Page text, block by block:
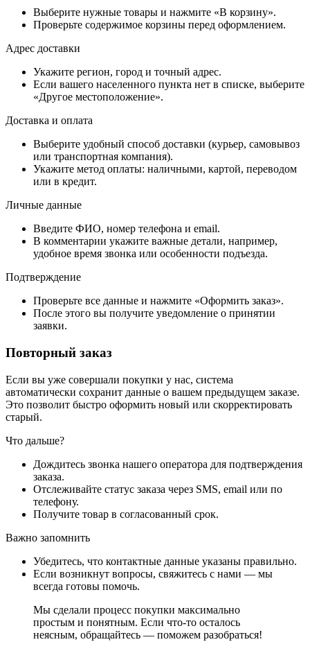
Выберите нужные товары и нажмите «В корзину».
Проверьте содержимое корзины перед оформлением.
Адрес доставки
Укажите регион, город и точный адрес.
Если вашего населенного пункта нет в списке, выберите
«Другое местоположение».
Доставка и оплата
Выберите удобный способ доставки (курьер, самовывоз
или транспортная компания).
Укажите метод оплаты: наличными, картой, переводом
или в кредит.
Личные данные
Введите ФИО, номер телефона и email.
В комментарии укажите важные детали, например,
удобное время звонка или особенности подъезда.
Подтверждение
Проверьте все данные и нажмите «Оформить заказ».
После этого вы получите уведомление о принятии
заявки.
Повторный заказ
Если вы уже совершали покупки у нас, система
автоматически сохранит данные о вашем предыдущем заказе.
Это позволит быстро оформить новый или скорректировать
старый.
Что дальше?
Дождитесь звонка нашего оператора для подтверждения
заказа.
Отслеживайте статус заказа через SMS, email или по
телефону.
Получите товар в согласованный срок.
Важно запомнить
Убедитесь, что контактные данные указаны правильно.
Если возникнут вопросы, свяжитесь с нами — мы
всегда готовы помочь.
Мы сделали процесс покупки максимально
простым и понятным. Если что-то осталось
неясным, обращайтесь — поможем разобраться!